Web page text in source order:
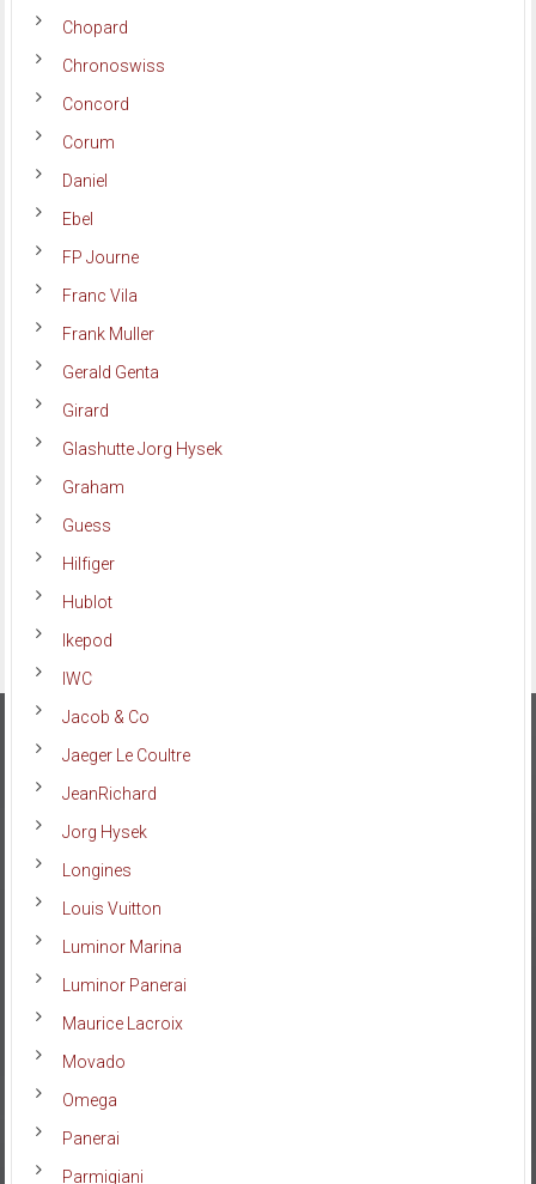
Chopard
Chronoswiss
Concord
Corum
Daniel
Ebel
FP Journe
Franc Vila
Frank Muller
Gerald Genta
Girard
Glashutte Jorg Hysek
Graham
Guess
Hilfiger
Hublot
Ikepod
IWC
Jacob & Co
Jaeger Le Coultre
JeanRichard
Jorg Hysek
Longines
Louis Vuitton
Luminor Marina
Luminor Panerai
Maurice Lacroix
Movado
Omega
Panerai
Parmigiani